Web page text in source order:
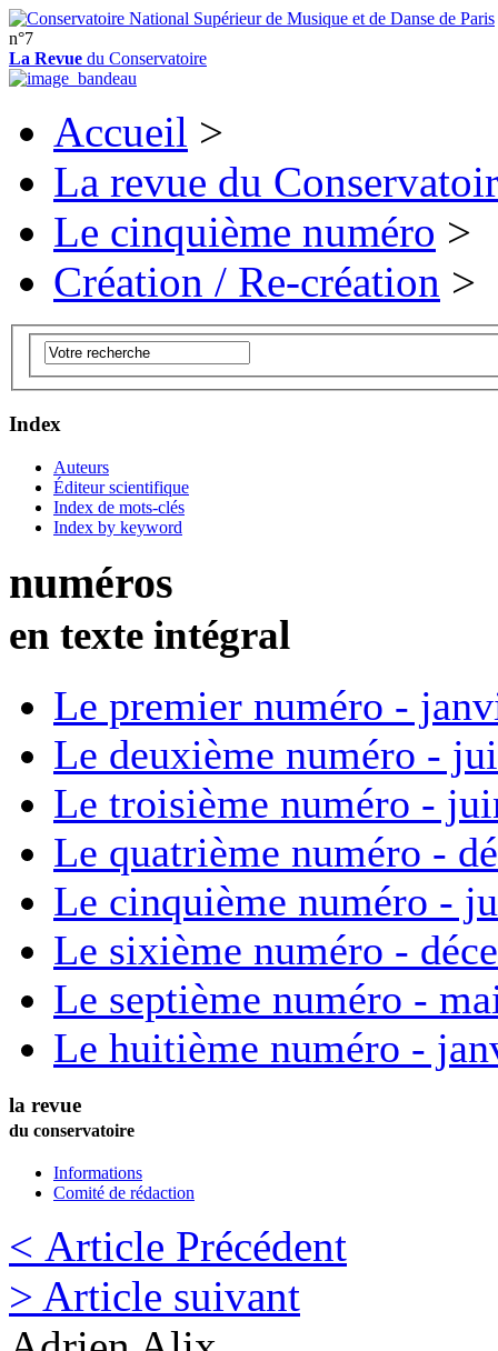
n°7
La Revue du Conservatoire
Accueil >
La revue du
Le cinquième numéro >
Création / Re-création >
Index
Auteurs
Éditeur scientifique
Index de mots-clés
Index by keyword
numéros
en texte intégral
Le premier numéro -
Le deuxième numéro -
Le troisième numéro -
Le quatrième numéro -
Le cinquième numéro -
Le sixième numéro -
Le septième numéro -
Le huitième numéro -
la revue
du conservatoire
Informations
Comité de rédaction
< Article Précédent
> Article suivant